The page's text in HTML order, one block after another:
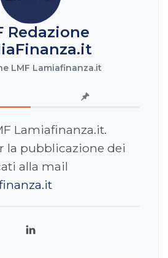
Redazione
LMF Lamiafinanza.it
Lamiafinanza.it.
la pubblicazione dei
alla mail
LinkedIn